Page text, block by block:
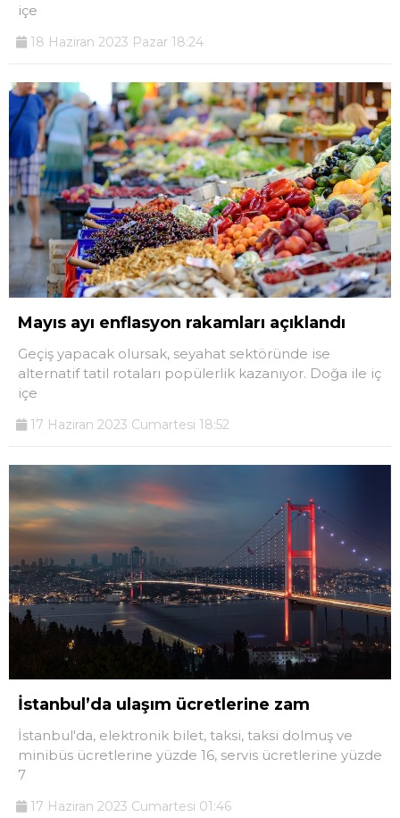
içe
18 Haziran 2023 Pazar 18:24
Mayıs ayı enflasyon rakamları açıklandı
Geçiş yapacak olursak, seyahat sektöründe ise
alternatif tatil rotaları popülerlik kazanıyor. Doğa ile iç
içe
17 Haziran 2023 Cumartesi 18:52
İstanbul’da ulaşım ücretlerine zam
İstanbul'da, elektronik bilet, taksi, taksi dolmuş ve
minibüs ücretlerine yüzde 16, servis ücretlerine yüzde
7
17 Haziran 2023 Cumartesi 01:46